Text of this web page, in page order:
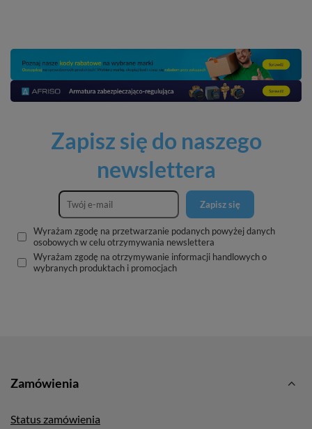
Zapisz się do naszego
newslettera
Zapisz się
Wyrażam zgodę na przetwarzanie podanych powyżej danych
osobowych w celu otrzymywania newslettera
Wyrażam zgodę na otrzymywanie informacji handlowych o
wybranych produktach i promocjach
Zamówienia
Status zamówienia